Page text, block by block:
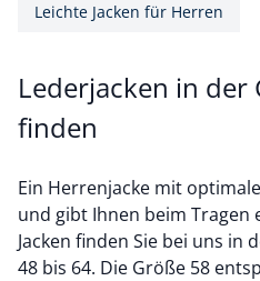
Leichte Jacken für Herren
Lederjacken in der Größe 58 (XXL)
finden
Ein Herrenjacke mit
und gibt Ihnen beim Tragen
Jacken finden Sie bei uns in
48 bis 64. Die Größe 58